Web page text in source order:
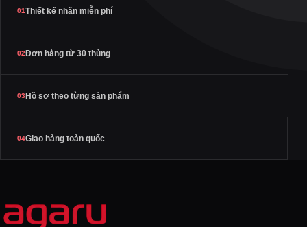
01Thiết kế nhãn miễn phí
02Đơn hàng từ 30 thùng
03Hồ sơ theo từng sản phẩm
04Giao hàng toàn quốc